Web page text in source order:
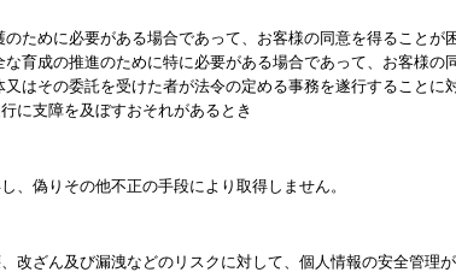
のために必要がある場合であって、お客様の同意を得ることが
な育成の推進のために特に必要がある場合であって、お客様の
又はその委託を受けた者が法令の定める事務を遂行すること
に支障を及ぼすおそれがあるとき
、偽りその他不正の手段により取得しません。
改ざん及び漏洩などのリスクに対して、個人情報の安全管理